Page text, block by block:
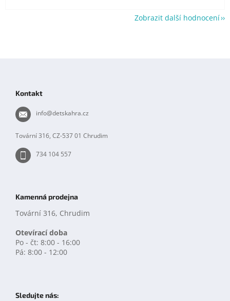
Zobrazit další hodnocení
Kontakt
info@detskahra.cz
Tovární 316, CZ-537 01 Chrudim
734 104 557
Kamenná prodejna
Tovární 316, Chrudim
Otevírací doba
Po - čt: 8:00 - 16:00
Pá: 8:00 - 12:00
Sledujte nás: